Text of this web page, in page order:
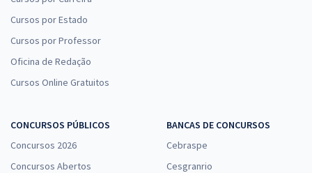
Cursos por Estado
Cursos por Professor
Oficina de Redação
Cursos Online Gratuitos
CONCURSOS PÚBLICOS
Concursos 2026
Concursos Abertos
BANCAS DE CONCURSOS
Cebraspe
Cesgranrio